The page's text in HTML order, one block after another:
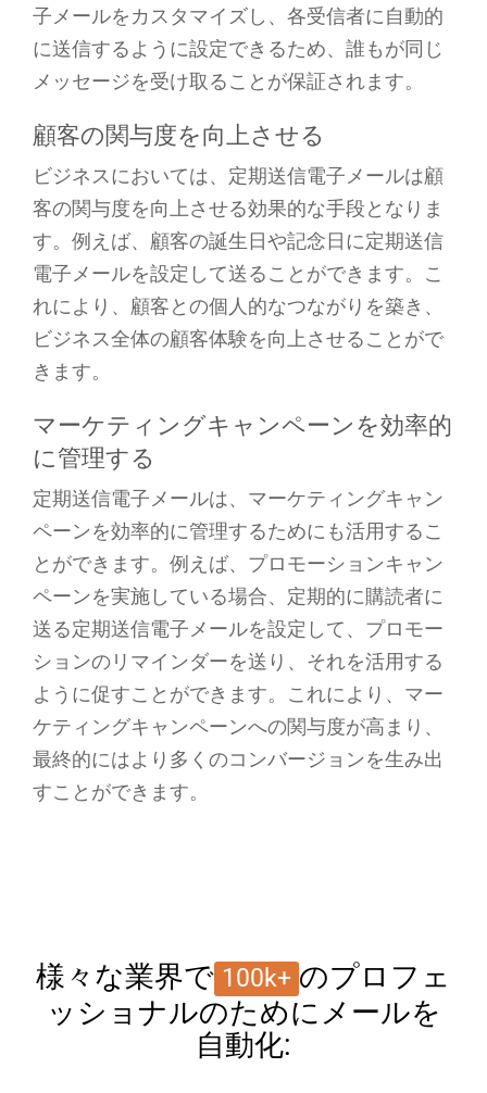
子メールをカスタマイズし、各受信者に自動的
に送信するように設定できるため、誰もが同じ
メッセージを受け取ることが保証されます。
顧客の関与度を向上させる
ビジネスにおいては、定期送信電子メールは顧
客の関与度を向上させる効果的な手段となりま
す。例えば、顧客の誕生日や記念日に定期送信
電子メールを設定して送ることができます。こ
れにより、顧客との個人的なつながりを築き、
ビジネス全体の顧客体験を向上させることがで
きます。
マーケティングキャンペーンを効率的
に管理する
定期送信電子メールは、マーケティングキャン
ペーンを効率的に管理するためにも活用するこ
とができます。例えば、プロモーションキャン
ペーンを実施している場合、定期的に購読者に
送る定期送信電子メールを設定して、プロモー
ションのリマインダーを送り、それを活用する
ように促すことができます。これにより、マー
ケティングキャンペーンへの関与度が高まり、
最終的にはより多くのコンバージョンを生み出
すことができます。
様々な業界で 100k+ のプロフェ
ッショナルのためにメールを
自動化: